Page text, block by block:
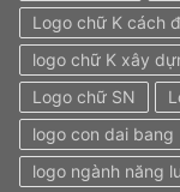
Logo chữ K cách
logo chữ K xây
Logo chữ SN
logo con dai bang
logo ngành năng